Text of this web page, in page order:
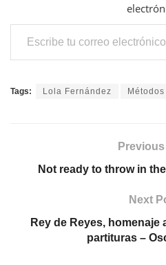
Escribe tu correo electrónico…
Tags: Lola Fernández Métodos
Not ready to throw in
Next
Rey de Reyes, homenaje
partituras –